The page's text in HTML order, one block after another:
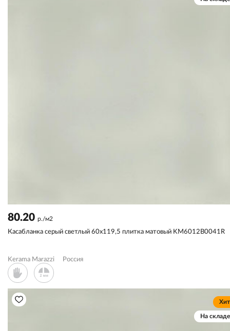
80.20 р./м2
Касабланка серый светлый 60x119,5 плитка матовый KM6012B0041R
Kerama Marazzi Россия
Хит
На складе